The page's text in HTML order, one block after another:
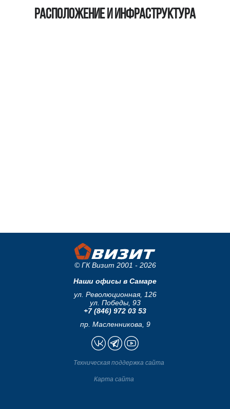
Расположение и инфраструктура
© ГК Визит 2001 - 2026
Наши офисы в Самаре
ул. Революционная, 126
ул. Победы, 93
+7 (846) 972 03 53
пр. Масленникова, 9
Техническая поддержка сайта
Карта сайта